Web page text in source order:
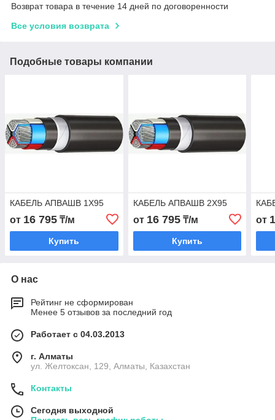
Возврат товара в течение 14 дней по договоренности
Все условия возврата
Подобные товары компании
КАБЕЛЬ АПВАШВ 1Х95
от 16 795 ₸/м
Купить
КАБЕЛЬ АПВАШВ 2Х95
от 16 795₸/м
Купить
от
О нас
Рейтинг не сформирован
Менее 5 отзывов за последний год
Работает с 04.03.2013
г. Алматы
ул. Желтоксан, 129, Алматы, Казахстан
Контакты
Сегодня выходной